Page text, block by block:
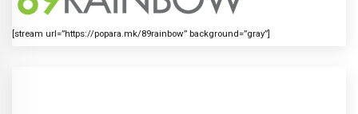
[stream url=”https://popara.mk/89rainbow” background=”gray”]